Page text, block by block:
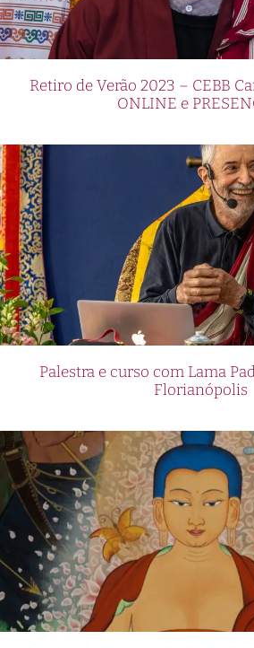
Retiro de Verão 2023 – CEBB
ONLINE e
Palestra e curso com Lama
Florianópolis